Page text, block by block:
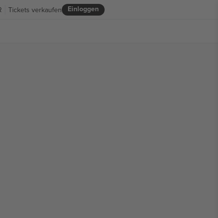
Einloggen
Tickets verkaufen